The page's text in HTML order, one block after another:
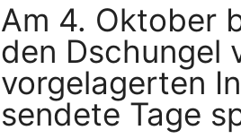
Am 4. Oktober
den Dschungel
vorgelagerten
sendete Tage